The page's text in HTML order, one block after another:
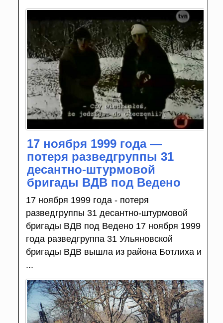
17 ноября 1999 года —
потеря разведгруппы 31
десантно-штурмовой
бригады ВДВ под Ведено
17 ноября 1999 года - потеря
разведгруппы 31 десантно-штурмовой
бригады ВДВ под Ведено 17 ноября 1999
года разведгруппа 31 Ульяновской
бригады ВДВ вышла из района Ботлиха и
...